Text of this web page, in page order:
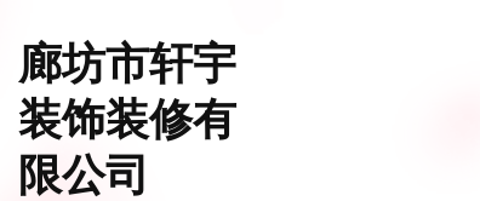
廊坊市轩宇
装饰装修有
限公司